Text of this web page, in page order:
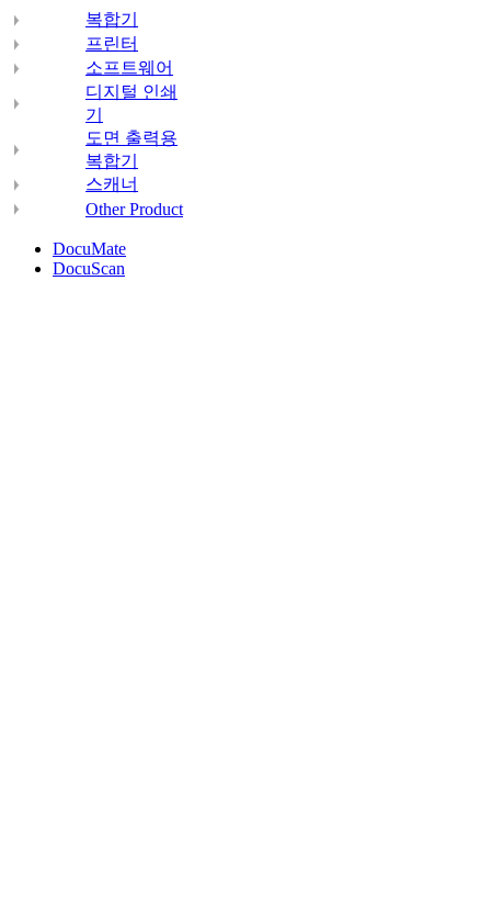
복합기
프린터
소프트웨어
디지털 인쇄
기
도면 출력용
복합기
스캐너
Other Product
DocuMate
DocuScan